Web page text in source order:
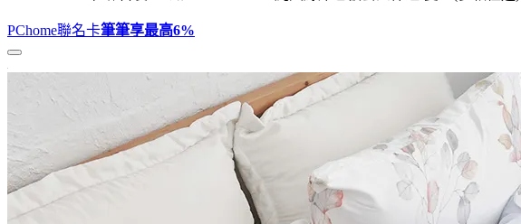
PChome聯名卡筆筆享最高6%